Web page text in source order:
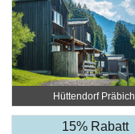
Hüttendorf Präbichl
15% Rabatt